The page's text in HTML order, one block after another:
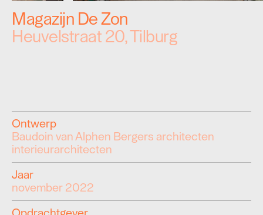
Magazijn De Zon
Heuvelstraat 20, Tilburg
Ontwerp
Baudoin van Alphen Bergers architecten
interieurarchitecten
Jaar
november 2022